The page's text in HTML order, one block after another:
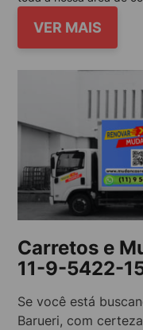
VER MAIS
Carretos e
11-9-5422-
Se você está
Barueri, com